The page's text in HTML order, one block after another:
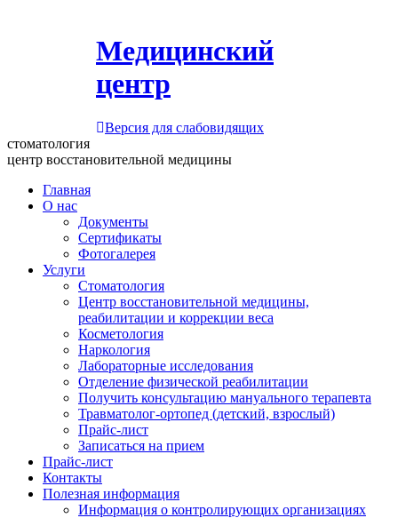
Медицинский
центр
Версия для слабовидящих
стоматология
центр восстановительной медицины
Главная
О нас
Документы
Сертификаты
Фотогалерея
Услуги
Стоматология
Центр восстановительной медицины,
реабилитации и коррекции веса
Косметология
Наркология
Лабораторные исследования
Отделение физической реабилитации
Получить консультацию мануального терапевта
Травматолог-ортопед (детский, взрослый)
Прайс-лист
Записаться на прием
Прайс-лист
Контакты
Полезная информация
Информация о контролирующих организациях